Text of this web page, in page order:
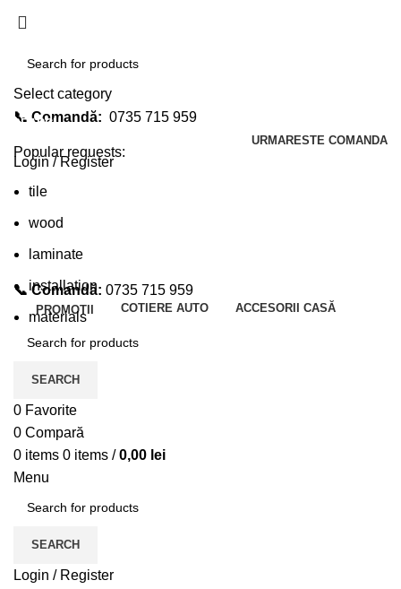
📞 Comandă: 0735 715 959
URMARESTE COMANDA
Login / Register
📞 Comandă: 0735 715 959
PROMOTII COTIERE AUTO ACCESORII CASĂ
SEARCH
0 Favorite
0 Compară
0 items 0 items / 0,00 lei
Menu
SEARCH
Login / Register
Select category
SEARCH
Popular requests:
tile
wood
laminate
installation
materials